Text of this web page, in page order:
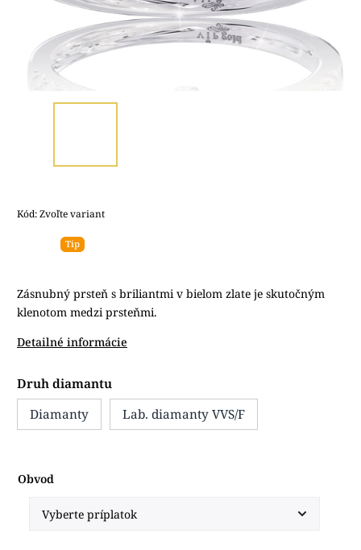
Kód:Zvoľte variant
Zásnubný prsteň s briliantmi v bielom zlate je skutočným
klenotom medzi prsteňmi.
Detailné informácie
Tip
Druh diamantu
Diamanty
Lab. diamanty VVS/F
Obvod